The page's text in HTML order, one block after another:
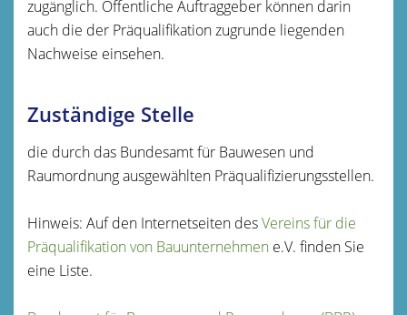
zugänglich. Öffentliche Auftraggeber können darin
auch die der Präqualifikation zugrunde liegenden
Nachweise einsehen.
Zuständige Stelle
die durch das Bundesamt für Bauwesen und
Raumordnung ausgewählten Präqualifizierungsstellen.
Hinweis: Auf den Internetseiten desVereins für die
Präqualifikation von Bauunternehmen e.V. finden Sie
eine Liste.